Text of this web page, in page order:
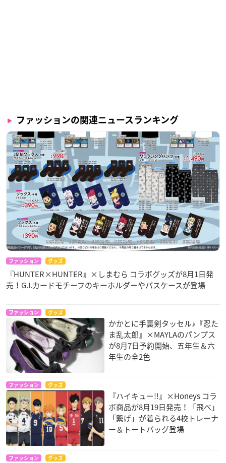
ファッションの関連ニュースランキング
ファッション グッズ
『HUNTER×HUNTER』×しまむら コラボグッズが8月1日発
売！G.I.カードモチーフのキーホルダーやパスケースが登場
ファッション グッズ
かかとに手裏剣タッセル♪『忍た
ま乱太郎』×MAYLAのパンプス
が8月7日予約開始、五年生＆六
年生の全2色
ファッション グッズ
『ハイキュー!!』×Honeys コラ
ボ商品が8月19日発売！「飛べ」
「繋げ」が着られる4校トレーナ
ー＆トートバッグ登場
ファッション グッズ